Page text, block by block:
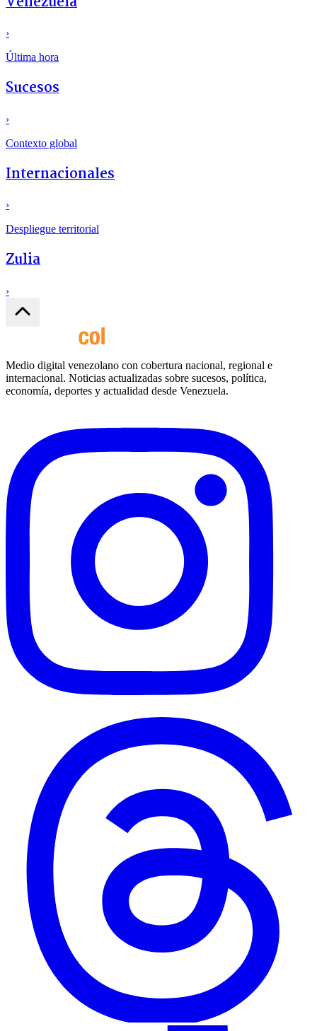
›
Última hora
Sucesos
›
Contexto global
Internacionales
›
Despliegue territorial
Zulia
›
Medio digital venezolano con cobertura nacional, regional e
internacional. Noticias actualizadas sobre sucesos, política,
economía, deportes y actualidad desde Venezuela.